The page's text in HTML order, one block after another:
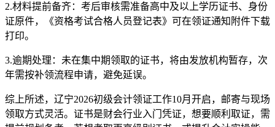
2.材料提前备齐：考后审核需准备高中及以上学历证书、身份
证原件，《资格考试合格人员登记表》可在领证通知附件下载
打印。
3.逾期处理：未在集中期领取的证书，将由发放机构暂存，次
年需按补领流程申请，避免延误。
综上所述，辽宁2026初级会计领证工作10月开启，邮寄与现场
领取方式灵活。证书是财会行业入门凭证，想要顺利取证，需